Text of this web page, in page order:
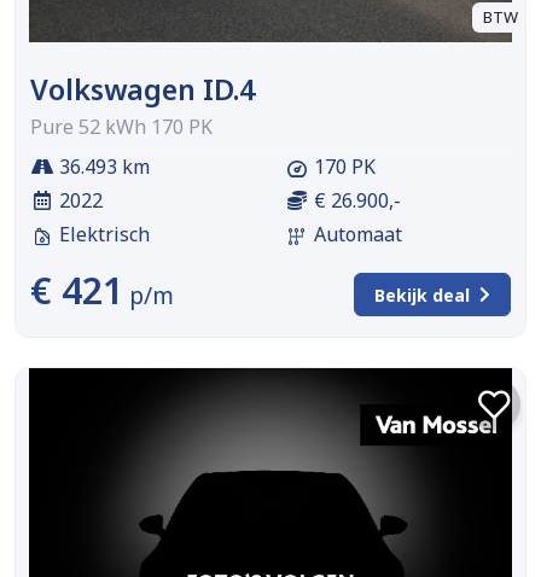
BTW
Volkswagen ID.4
Pure 52 kWh 170 PK
36.493 km
2022
Elektrisch
170 PK
€ 26.900,-
Automaat
€ 421 p/m Bekijk deal